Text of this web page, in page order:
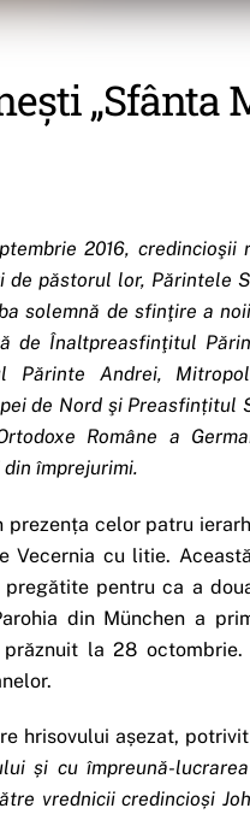
„Sfânta
2016, credincioşii
de păstorul lor, Părintele
solemnă de sfinţire a
de Înaltpreasfinţitul
Părinte Andrei,
de Nord şi Preasfințitul
Române a
din împrejurimi.
celor patru
Vecernia cu litie.
pentru ca a
din München a
la 28
hrisovului așezat,
și cu împreună-
vrednicii credincioși